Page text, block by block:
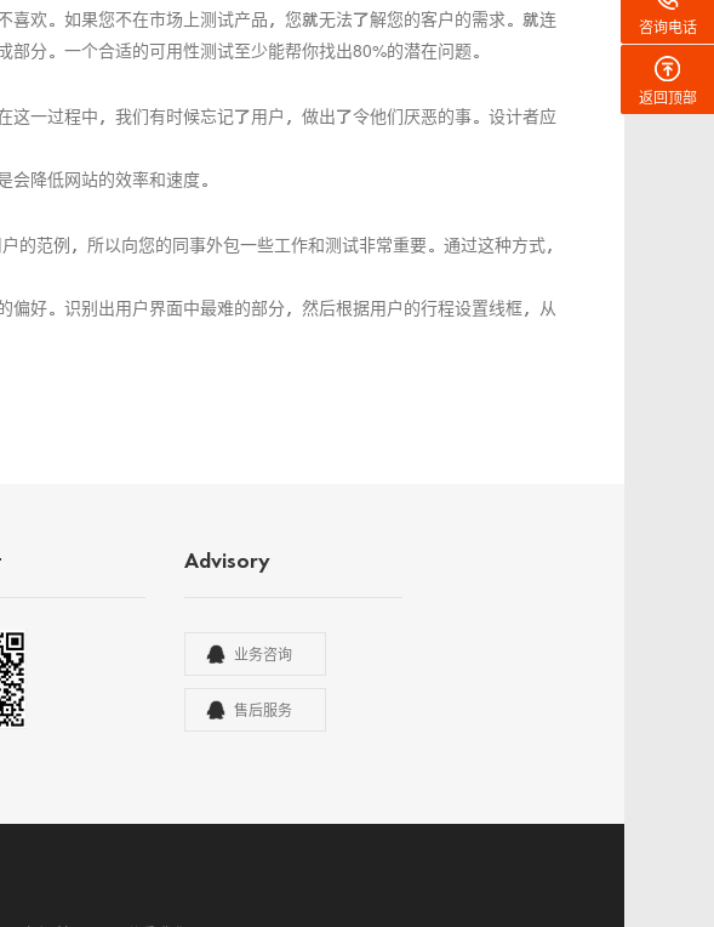
欢。如果您不在市场上测试产品，您就无法了解您的客户的需求。就连
分。一个合适的可用性测试至少能帮你找出80%的潜在问题。
一过程中，我们有时候忘记了用户，做出了令他们厌恶的事。设计者应
降低网站的效率和速度。
范例，所以向您的同事外包一些工作和测试非常重要。通过这种方式，
好。识别出用户界面中最难的部分，然后根据用户的行程设置线框，从
Advisory
业务咨询
售后服务
咨询电话
返回顶部